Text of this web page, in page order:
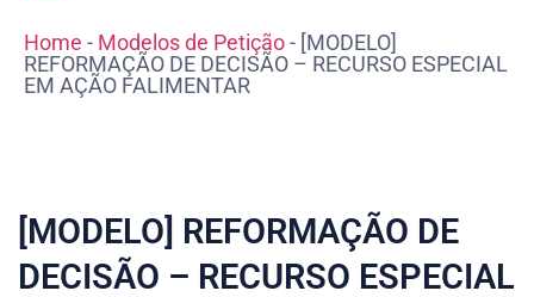
Home - Modelos de Petição- [MODELO]
REFORMAÇÃO DE DECISÃO – RECURSO ESPECIAL
EM AÇÃO FALIMENTAR
[MODELO] REFORMAÇÃO DE
DECISÃO – RECURSO ESPECIAL